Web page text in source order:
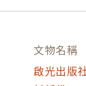
面塗漿糊貼上
新編勞作教材
部。社址：臺
有翻印必究。
文物名稱
啟光出版